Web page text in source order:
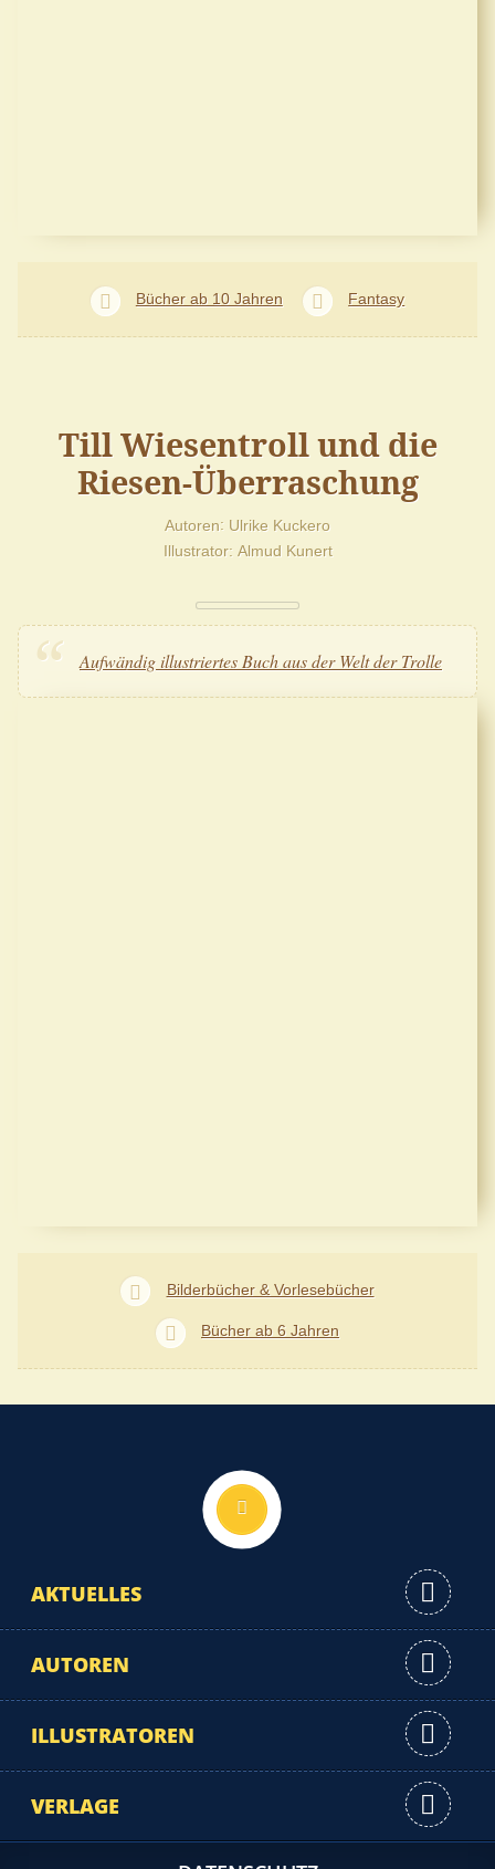
Bücher ab 10 Jahren Fantasy
Till Wiesentroll und die
Riesen-Überraschung
Autoren Ulrike Kuckero
Illustrator Almud Kunert
Aufwändig illustriertes Buch aus der Welt der Trolle
Bilderbücher & Vorlesebücher
Bücher ab 6 Jahren
AKTUELLES
AUTOREN
ILLUSTRATOREN
VERLAGE